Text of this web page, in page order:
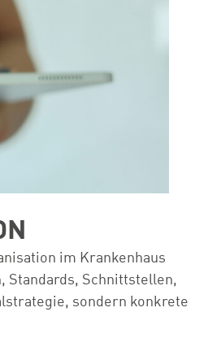
im Krankenhaus
Standards, Schnittstellen,
sondern konkrete